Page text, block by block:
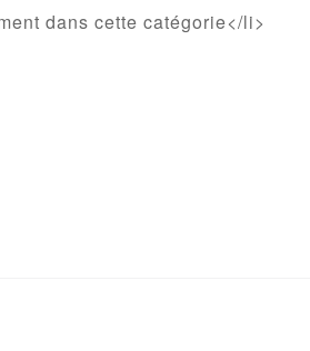
dans cette catégorie</li>